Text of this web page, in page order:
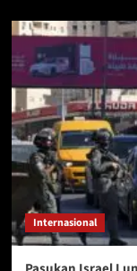
Internasional